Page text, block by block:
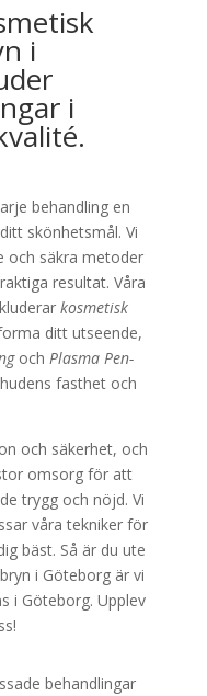
i
i
behandling en
skönhetsmål. Vi
och säkra metoder
resultat. Våra
kosmetisk
ditt utseende,
och Plasma Pen-
fasthet och
och säkerhet, och
omsorg för att
trygg och nöjd. Vi
våra tekniker för
bäst. Så är du ute
i Göteborg är vi
i Göteborg. Upplev
behandlingar